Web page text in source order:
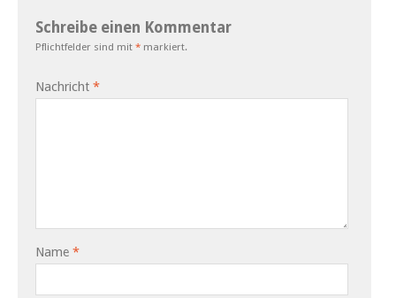
Schreibe einen Kommentar
Pflichtfelder sind mit * markiert.
Nachricht *
Name *